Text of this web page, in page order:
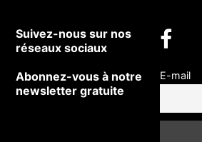
Suivez-nous sur nos
réseaux sociaux
Abonnez-vous à notre
newsletter gratuite
E-mail